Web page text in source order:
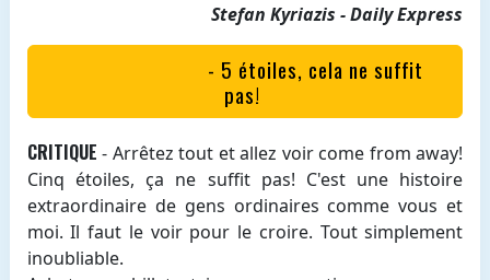
Stefan Kyriazis - Daily Express
- 5 étoiles, cela ne suffit
pas!
CRITIQUE - Arrêtez tout et allez voir come from away!
Cinq étoiles, ça ne suffit pas! C'est une histoire
extraordinaire de gens ordinaires comme vous et
moi. Il faut le voir pour le croire. Tout simplement
inoubliable.